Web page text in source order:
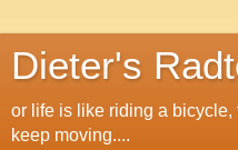
Dieter's
or life is like riding a
keep moving....